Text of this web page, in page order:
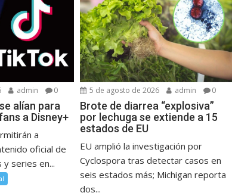
admin 0
alían para
a Disney+
a
oficial de
y series en...
5 de agosto de 2026 admin 0
Brote de diarrea “explosiva”
por lechuga se extiende a 15
estados de EU
EU amplió la investigación por
Cyclospora tras detectar casos en
seis estados más; Michigan reporta
dos...